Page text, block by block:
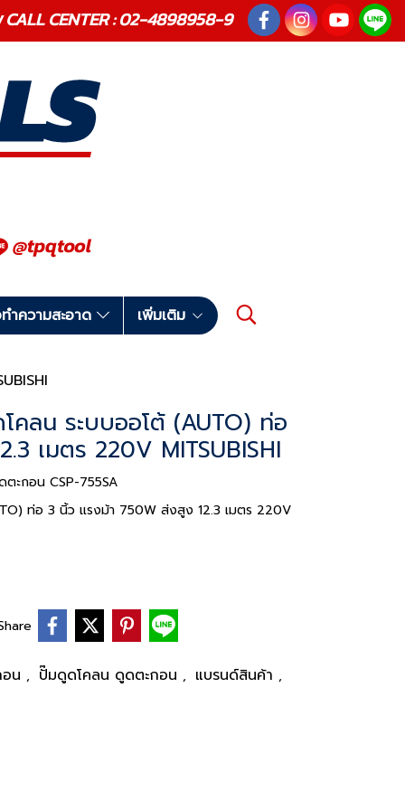
CENTER : 02-4898958-9
ำความสะอาด
เพิ่มเติม
คลน ระบบออโต้ (AUTO) ท่อ
เมตร 220V MITSUBISHI
ะกอน CSP-755SA
ท่อ 3 นิ้ว แรงม้า 750W ส่งสูง 12.3 เมตร 220V
น , ปั๊มดูดโคลน ดูดตะกอน , แบรนด์สินค้า ,